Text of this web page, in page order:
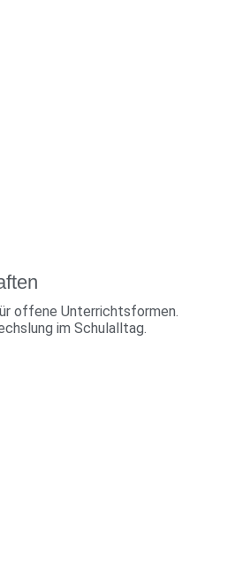
offene Unterrichtsformen.
im Schulalltag.